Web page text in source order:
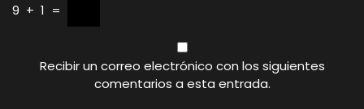
9 + 1 =
Recibir un correo electrónico con los siguientes
comentarios a esta entrada.